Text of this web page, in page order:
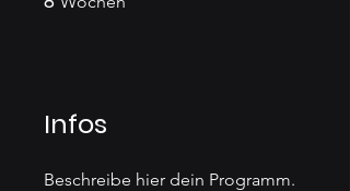
Infos
Beschreibe hier dein Programm.